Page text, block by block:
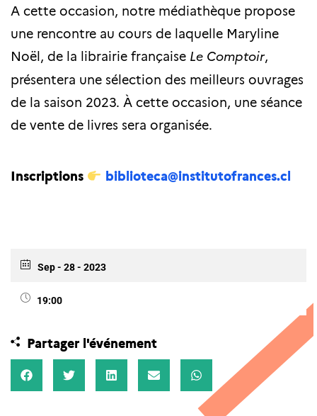
A cette occasion, notre médiathèque propose
une rencontre au cours de laquelle Maryline
Noël, de la librairie française Le Comptoir,
présentera une sélection des meilleurs ouvrages
de la saison 2023. À cette occasion, une séance
de vente de livres sera organisée.
Inscriptions biblioteca@institutofrances.cl
Sep - 28 - 2023
19:00
Partager l'événement